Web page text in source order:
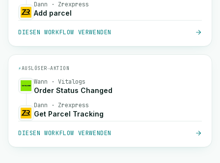
Dann · Zrexpress
Add parcel
DIESEN WORKFLOW VERWENDEN
⚡AUSLÖSER→AKTION
Wann · Vitalogs
Order Status Changed
Dann · Zrexpress
Get Parcel Tracking
DIESEN WORKFLOW VERWENDEN